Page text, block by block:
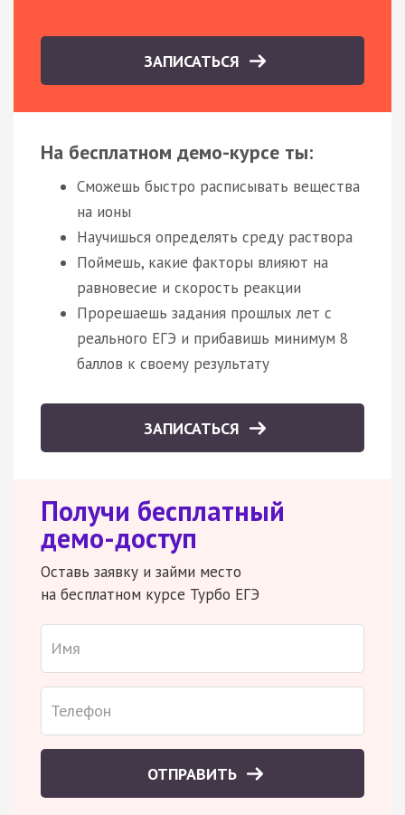
ЗАПИСАТЬСЯ
На бесплатном демо-курсе ты:
Сможешь быстро расписывать вещества
на ионы
Научишься определять среду раствора
Поймешь, какие факторы влияют на
равновесие и скорость реакции
Прорешаешь задания прошлых лет с
реального ЕГЭ и прибавишь минимум 8
баллов к своему результату
ЗАПИСАТЬСЯ
Получи бесплатный
демо-доступ
Оставь заявку и займи место
на бесплатном курсе Турбо ЕГЭ
ОТПРАВИТЬ